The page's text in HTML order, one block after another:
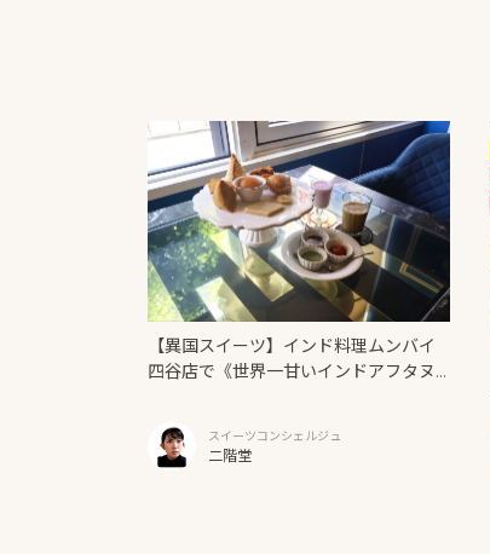
【異国スイーツ】インド料理ムンバイ
四谷店で《世界一甘いインドアフタヌ
スイーツコンシェルジュ
二階堂